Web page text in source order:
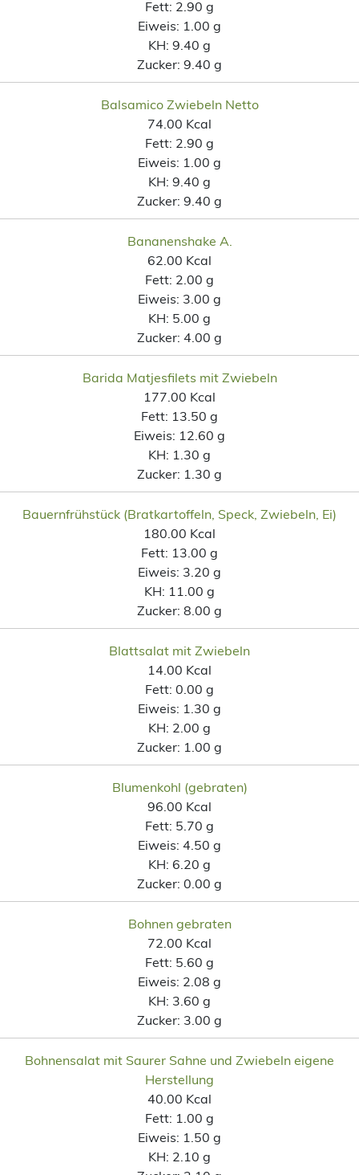
Fett: 2.90 g
Eiweis: 1.00 g
KH: 9.40 g
Zucker: 9.40 g
Balsamico Zwiebeln Netto
74.00 Kcal
Fett: 2.90 g
Eiweis: 1.00 g
KH: 9.40 g
Zucker: 9.40 g
Bananenshake A.
62.00 Kcal
Fett: 2.00 g
Eiweis: 3.00 g
KH: 5.00 g
Zucker: 4.00 g
Barida Matjesfilets mit Zwiebeln
177.00 Kcal
Fett: 13.50 g
Eiweis: 12.60 g
KH: 1.30 g
Zucker: 1.30 g
Bauernfrühstück (Bratkartoffeln, Speck, Zwiebeln, Ei)
180.00 Kcal
Fett: 13.00 g
Eiweis: 3.20 g
KH: 11.00 g
Zucker: 8.00 g
Blattsalat mit Zwiebeln
14.00 Kcal
Fett: 0.00 g
Eiweis: 1.30 g
KH: 2.00 g
Zucker: 1.00 g
Blumenkohl (gebraten)
96.00 Kcal
Fett: 5.70 g
Eiweis: 4.50 g
KH: 6.20 g
Zucker: 0.00 g
Bohnen gebraten
72.00 Kcal
Fett: 5.60 g
Eiweis: 2.08 g
KH: 3.60 g
Zucker: 3.00 g
Bohnensalat mit Saurer Sahne und Zwiebeln eigene
Herstellung
40.00 Kcal
Fett: 1.00 g
Eiweis: 1.50 g
KH: 2.10 g